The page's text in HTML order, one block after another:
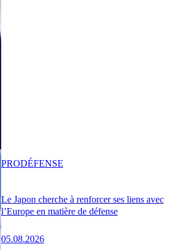
Le Japon cherche à renforcer ses liens avec
l’Europe en matière de défense
05.08.2026
PRODÉFENSE